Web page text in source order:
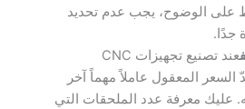
على الوضوح، يجب عدم تحديد
جدًا.
عند تصنيع تجهيزات CNC
المعقول عاملاً مهماً آخر
عليك معرفة عدد الملحقات التي